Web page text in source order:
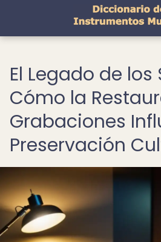
El Legado de los
Cómo la
Grabaciones
Preservación